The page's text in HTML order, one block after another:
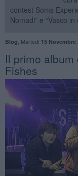
contest Soms
Nomadi” e “Vasco in
Blog Martedì 15 Novembre
​Il primo
Fishes